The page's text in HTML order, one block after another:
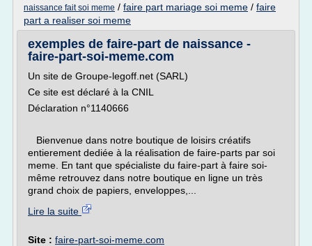
naissance fait soi meme / faire part mariage soi meme / faire
part a realiser soi meme
exemples de faire-part de naissance -
faire-part-soi-meme.com
Un site de Groupe-legoff.net (SARL)
Ce site est déclaré à la CNIL
Déclaration n°1140666
Bienvenue dans notre boutique de loisirs créatifs
entierement dediée à la réalisation de faire-parts par soi
meme. En tant que spécialiste du faire-part à faire soi-
même retrouvez dans notre boutique en ligne un très
grand choix de papiers, enveloppes,...
Lire la suite
Site : faire-part-soi-meme.com